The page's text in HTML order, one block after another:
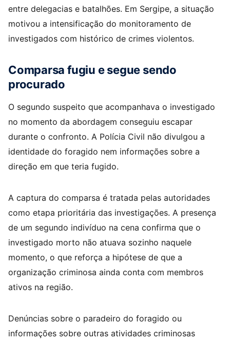
entre delegacias e batalhões. Em Sergipe, a situação
motivou a intensificação do monitoramento de
investigados com histórico de crimes violentos.
Comparsa fugiu e segue sendo
procurado
O segundo suspeito que acompanhava o investigado
no momento da abordagem conseguiu escapar
durante o confronto. A Polícia Civil não divulgou a
identidade do foragido nem informações sobre a
direção em que teria fugido.
A captura do comparsa é tratada pelas autoridades
como etapa prioritária das investigações. A presença
de um segundo indivíduo na cena confirma que o
investigado morto não atuava sozinho naquele
momento, o que reforça a hipótese de que a
organização criminosa ainda conta com membros
ativos na região.
Denúncias sobre o paradeiro do foragido ou
informações sobre outras atividades criminosas